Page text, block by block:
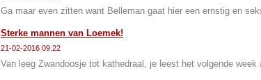
Ga maar even zitten want Belleman gaat hier een ernstig en
Sterke mannen van Loemek!
21-02-2016 09:22
Van leeg Zwandoosje tot kathedraal, je leest het volgende week